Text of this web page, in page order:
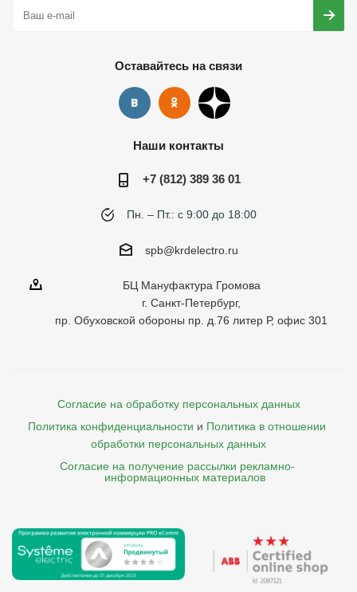
Оставайтесь на связи
Наши контакты
+7 (812) 389 36 01
Пн. – Пт.: с 9:00 до 18:00
spb@krdelectro.ru
БЦ Мануфактура Громова
г. Санкт-Петербург,
пр. Обуховской обороны пр. д.76 литер Р, офис 301
Согласие на обработку персональных данных
Политика конфиденциальности и Политика в отношении
обработки персональных данных
Согласие на получение рассылки рекламно-
    информационных материалов